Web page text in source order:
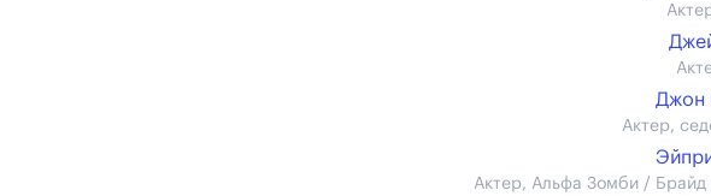
Джон
Актер,
Актер, Альфа Зомби /